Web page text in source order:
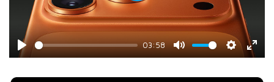
Play
03:58
Mute Settings
Enter